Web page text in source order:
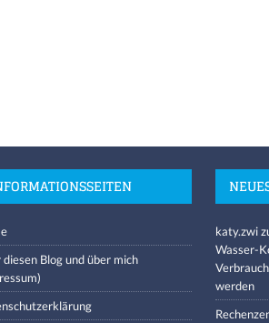
diesen Blog und über mich
katy.zwi
Wasser-
werden